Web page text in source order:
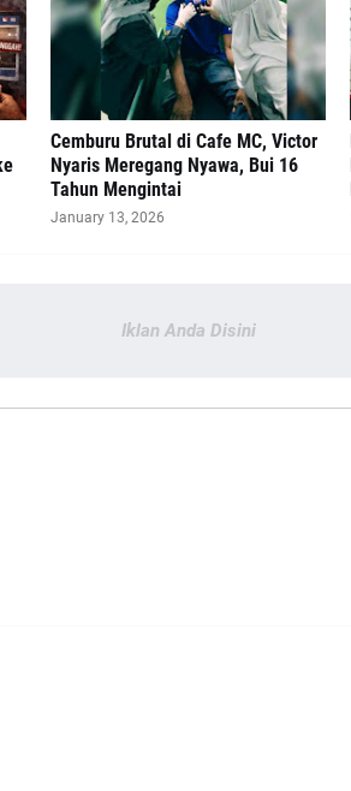
Cemburu Brutal di Cafe MC, Victor
Nyaris Meregang Nyawa, Bui 16
Tahun Mengintai
January 13, 2026
Iklan Anda Disini